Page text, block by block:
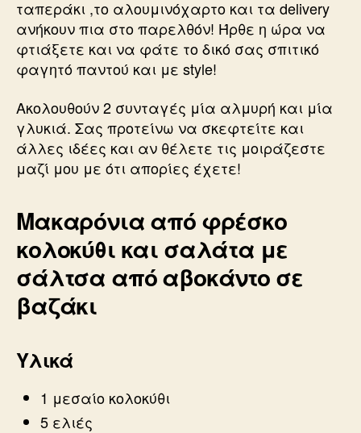
ταπεράκι ,το αλουμινόχαρτο και τα delivery
ανήκουν πια στο παρελθόν! Ήρθε η ώρα να
φτιάξετε και να φάτε το δικό σας σπιτικό
φαγητό παντού και με style!
Ακολουθούν 2 συνταγές μία αλμυρή και μία
γλυκιά. Σας προτείνω να σκεφτείτε και
άλλες ιδέες και αν θέλετε τις μοιράζεστε
μαζί μου με ότι απορίες έχετε!
Μακαρόνια από φρέσκο
κολοκύθι και σαλάτα με
σάλτσα από αβοκάντο σε
βαζάκι
Υλικά
1 μεσαίο κολοκύθι
5 ελιές